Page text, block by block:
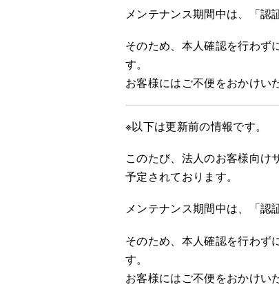
メンテナンス期間中は、「認
そのため、本人確認を行わず
す。
お客様にはご不便をおかけい
※以下は更新前の情報です。
このたび、法人のお客様向け
予定されております。
メンテナンス期間中は、「認
そのため、本人確認を行わず
す。
お客様にはご不便をおかけい